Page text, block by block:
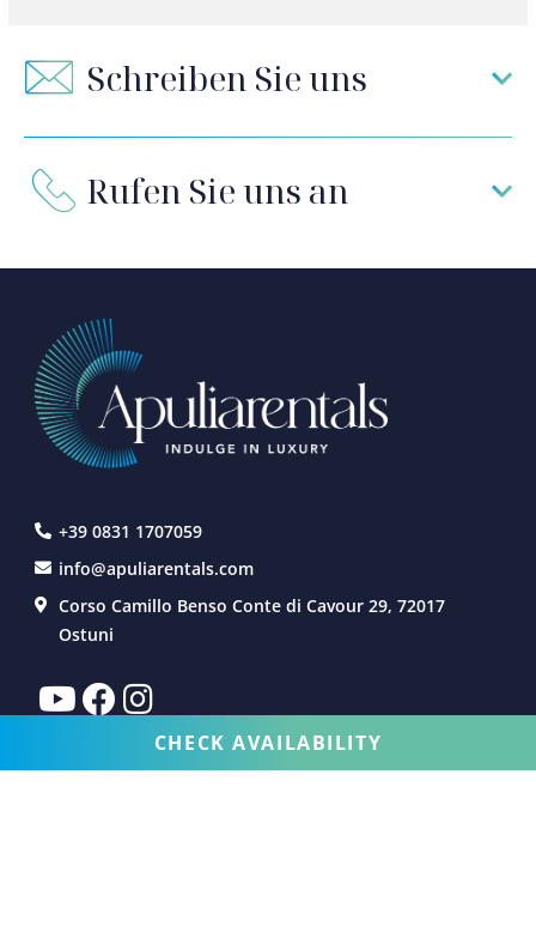
CHECK AVAILABILITY
Schreiben Sie uns
Rufen Sie uns an
+39 0831 1707059
info@apuliarentals.com
Corso Camillo Benso Conte di Cavour 29, 72017
Ostuni